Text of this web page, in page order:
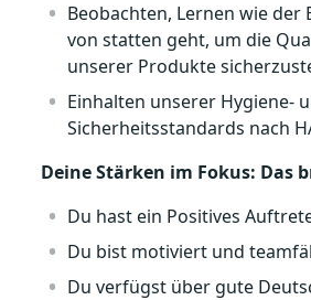
Beobachten, Lernen wie der
von statten geht, um die
unserer Produkte
Einhalten unserer Hygiene-
Sicherheitsstandards nach
Deine Stärken im Fokus: Das
Du hast ein Positives
Du bist motiviert und
Du verfügst über gute